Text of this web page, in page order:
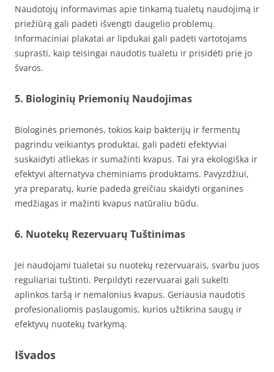
Naudotojų informavimas apie tinkamą tualetų naudojimą ir
priežiūrą gali padėti išvengti daugelio problemų.
Informaciniai plakatai ar lipdukai gali padėti vartotojams
suprasti, kaip teisingai naudotis tualetu ir prisidėti prie jo
švaros.
5. Biologinių Priemonių Naudojimas
Biologinės priemonės, tokios kaip bakterijų ir fermentų
pagrindu veikiantys produktai, gali padėti efektyviai
suskaidyti atliekas ir sumažinti kvapus. Tai yra ekologiška ir
efektyvi alternatyva cheminiams produktams. Pavyzdžiui,
yra preparatų, kurie padeda greičiau skaidyti organines
medžiagas ir mažinti kvapus natūraliu būdu.
6. Nuotekų Rezervuarų Tuštinimas
Jei naudojami tualetai su nuotekų rezervuarais, svarbu juos
reguliariai tuštinti. Perpildyti rezervuarai gali sukelti
aplinkos taršą ir nemalonius kvapus. Geriausia naudotis
profesionaliomis paslaugomis, kurios užtikrina saugų ir
efektyvų nuotekų tvarkymą.
Išvados